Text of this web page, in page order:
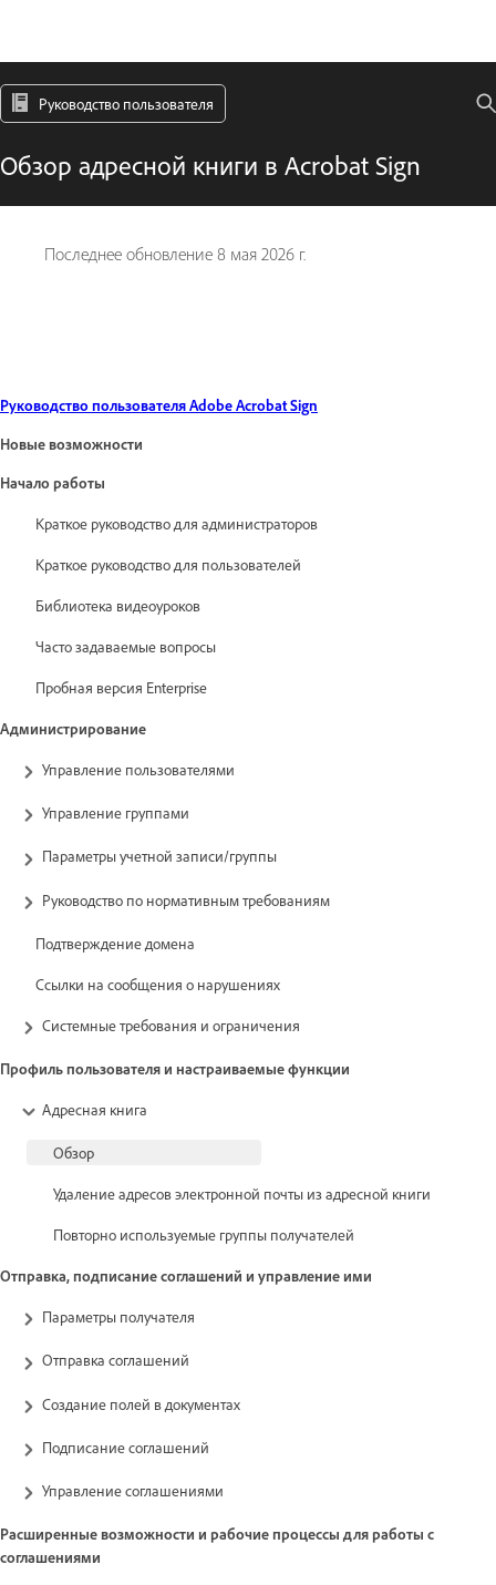
Руководство пользователя
Обзор адресной книги в Acrobat Sign
Последнее обновление 8 мая 2026 г.
Руководство пользователя Adobe Acrobat Sign
Новые возможности
Начало работы
Краткое руководство для администраторов
Краткое руководство для пользователей
Библиотека видеоуроков
Часто задаваемые вопросы
Пробная версия Enterprise
Администрирование
Управление пользователями
Управление группами
Параметры учетной записи/группы
Руководство по нормативным требованиям
Подтверждение домена
Ссылки на сообщения о нарушениях
Системные требования и ограничения
Профиль пользователя и настраиваемые функции
Адресная книга
Обзор
Удаление адресов электронной почты из адресной книги
Повторно используемые группы получателей
Отправка, подписание соглашений и управление ими
Параметры получателя
Отправка соглашений
Создание полей в документах
Подписание соглашений
Управление соглашениями
Расширенные возможности и рабочие процессы для работы с
соглашениями